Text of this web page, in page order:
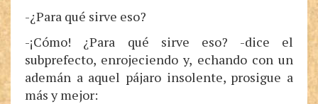
-¿Para qué sirve eso?
-¡Cómo! ¿Para qué sirve eso? -dice el
subprefecto, enrojeciendo y, echando con un
ademán a aquel pájaro insolente, prosigue a
más y mejor: